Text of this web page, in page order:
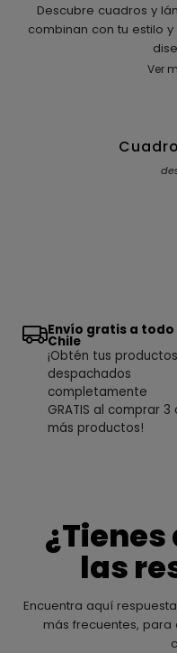
Descubre cuadros y
combinan con tu estilo
Ver
Envío gratis a todo
Chile
¡Obtén tus productos
despachados
completamente
GRATIS al comprar 3
más productos!
las
Encuentra aquí
más frecuentes,